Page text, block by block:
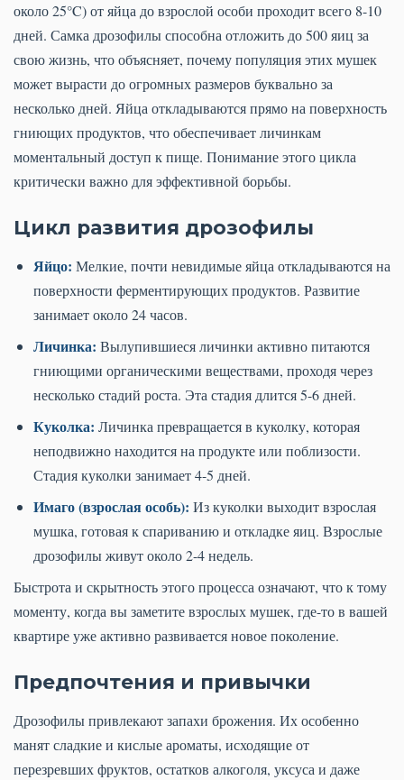
около 25°C) от яйца до взрослой особи проходит всего 8-10
дней. Самка дрозофилы способна отложить до 500 яиц за
свою жизнь, что объясняет, почему популяция этих мушек
может вырасти до огромных размеров буквально за
несколько дней. Яйца откладываются прямо на поверхность
гниющих продуктов, что обеспечивает личинкам
моментальный доступ к пище. Понимание этого цикла
критически важно для эффективной борьбы.
Цикл развития дрозофилы
Яйцо: Мелкие, почти невидимые яйца откладываются на
поверхности ферментирующих продуктов. Развитие
занимает около 24 часов.
Личинка: Вылупившиеся личинки активно питаются
гниющими органическими веществами, проходя через
несколько стадий роста. Эта стадия длится 5-6 дней.
Куколка: Личинка превращается в куколку, которая
неподвижно находится на продукте или поблизости.
Стадия куколки занимает 4-5 дней.
Имаго (взрослая особь): Из куколки выходит взрослая
мушка, готовая к спариванию и откладке яиц. Взрослые
дрозофилы живут около 2-4 недель.
Быстрота и скрытность этого процесса означают, что к тому
моменту, когда вы заметите взрослых мушек, где-то в вашей
квартире уже активно развивается новое поколение.
Предпочтения и привычки
Дрозофилы привлекают запахи брожения. Их особенно
манят сладкие и кислые ароматы, исходящие от
перезревших фруктов, остатков алкоголя, уксуса и даже